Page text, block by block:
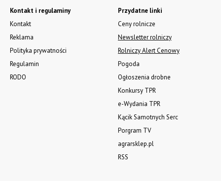
Kontakt i regulaminy
Kontakt
Reklama
Polityka prywatności
Regulamin
RODO
Przydatne linki
Ceny rolnicze
Newsletter rolniczy
Rolniczy Alert Cenowy
Pogoda
Ogłoszenia drobne
Konkursy TPR
e-Wydania TPR
Kącik Samotnych Serc
Porgram TV
agrarsklep.pl
RSS